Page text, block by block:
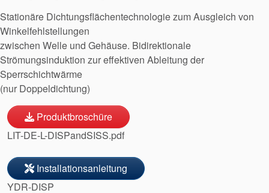
Stationäre Dichtungsflächentechnologie zum Ausgleich von
Winkelfehlstellungen
zwischen Welle und Gehäuse. Bidirektionale
Strömungsinduktion zur effektiven Ableitung der
Sperrschichtwärme
(nur Doppeldichtung)
Produktbroschüre
LIT-DE-L-DISPandSISS.pdf
Installationsanleitung
YDR-DISP